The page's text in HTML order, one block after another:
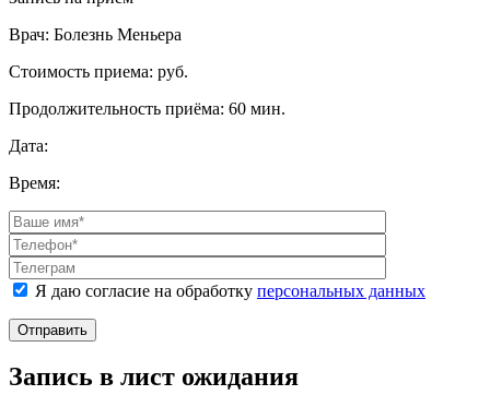
Врач: Болезнь Меньера
Стоимость приема: руб.
Продолжительность приёма: 60 мин.
Дата:
Время:
Я даю согласие на обработку персональных данных
Отправить
Запись в лист ожидания